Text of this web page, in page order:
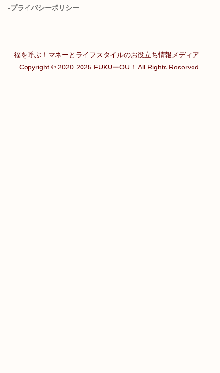
-プライバシーポリシー
福を呼ぶ！マネーとライフスタイルのお役立ち情報メディア
Copyright © 2020-2025 FUKUーOU！ All Rights Reserved.